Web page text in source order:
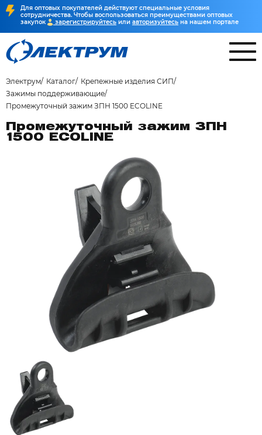
Для оптовых покупателей действуют специальные условия
сотрудничества. Чтобы воспользоваться преимуществами оптовых
закупок
зарегистрируйтесь или авторизуйтесь на нашем портале
Электрум Каталог
Крепежные изделия СИП
Зажимы поддерживающие
Промежуточный зажим ЗПН 1500 ECOLINE
Промежуточный зажим ЗПН
1500 ECOLINE